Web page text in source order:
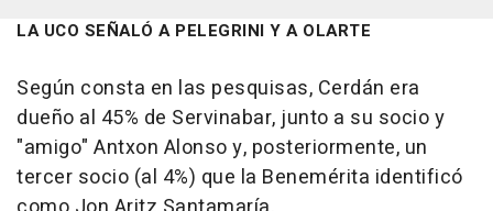
LA UCO SEÑALÓ A PELEGRINI Y A OLARTE
Según consta en las pesquisas, Cerdán era
dueño al 45% de Servinabar, junto a su socio y
"amigo" Antxon Alonso y, posteriormente, un
tercer socio (al 4%) que la Benemérita identificó